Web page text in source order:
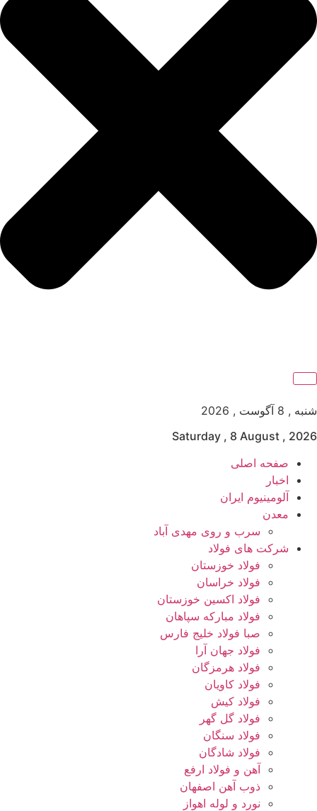
شنبه , 8 آگوست , 2026
Saturday , 8 August , 2026
صفحه اصلی
اخبار
آلومینیوم ایران
معدن
سرب و روی مهدی آباد
شرکت های فولاد
فولاد خوزستان
فولاد خراسان
فولاد اکسین خوزستان
فولاد مبارکه سپاهان
صبا فولاد خلیج فارس
فولاد جهان آرا
فولاد هرمزگان
فولاد کاویان
فولاد کیش
فولاد گل گهر
فولاد سنگان
فولاد شادگان
آهن و فولاد ارفع
ذوب آهن اصفهان
نورد و لوله اهواز